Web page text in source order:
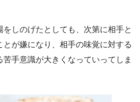
をしのげたとしても、次第に相手と
が嫌になり、相手の味覚に対する
手意識が大きくなっていってしま